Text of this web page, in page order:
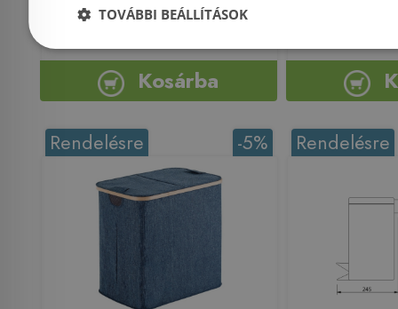
4 000 Ft3 800 Ft
Kosárba
-5%
Rendelésre Rendelésre
TOVÁBBI BEÁLLÍTÁSOK